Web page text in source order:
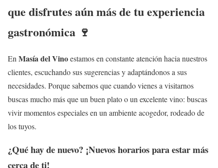
que disfrutes aún más de tu experiencia
gastronómica 🍷
En Masía del Vinoestamos en constante atención hacia nuestros
clientes, escuchando sus sugerencias y adaptándonos a sus
necesidades. Porque sabemos que cuando vienes a visitarnos
buscas mucho más que un buen plato o un excelente vino: buscas
vivir momentos especiales en un ambiente acogedor, rodeado de
los tuyos.
¿Qué hay de nuevo? ¡Nuevos horarios para estar más
cerca de ti!